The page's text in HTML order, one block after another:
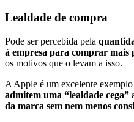
Lealdade de compra
Pode ser percebida pela
à empresa para comprar mais
os motivos que o levam a isso.
A Apple é um excelente exemplo
admitem uma “lealdade
da marca sem nem menos